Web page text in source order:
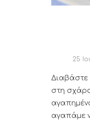
25
στη
αγαπάμε